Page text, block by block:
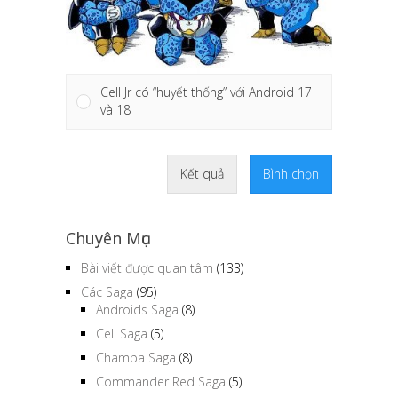
Cell Jr có “huyết thống” với Android 17
và 18
Kết quả Bình chọn
Chuyên Mục
Bài viết được quan tâm (133)
Các Saga (95)
Androids Saga (8)
Cell Saga (5)
Champa Saga (8)
Commander Red Saga (5)